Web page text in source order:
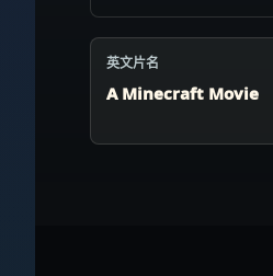
英文片名
A Minecraft Movie